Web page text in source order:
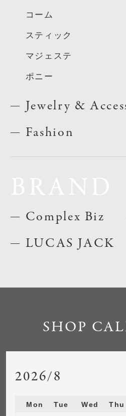
コーム
スティック
マジェステ
ポニー
Jewelry &
Fashion
Complex Biz
LUCAS JACK
SHOP
2026/8
Mon Tue Wed Thu